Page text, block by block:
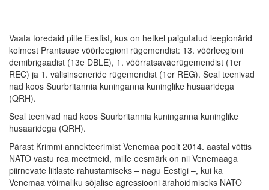
Vaata toredaid pilte Eestist, kus on hetkel paigutatud leegionärid
kolmest Prantsuse võõrleegioni rügemendist: 13. võõrleegioni
demibrigaadist (13e DBLE), 1. võõrratsaväerügemendist (1er
REC) ja 1. välisinseneride rügemendist (1er REG). Seal teenivad
nad koos Suurbritannia kuninganna kuninglike husaaridega
(QRH).
Seal teenivad nad koos Suurbritannia kuninganna kuninglike
husaaridega (QRH).
Pärast Krimmi annekteerimist Venemaa poolt 2014. aastal võttis
NATO vastu rea meetmeid, mille eesmärk on nii Venemaaga
piirnevate liitlaste rahustamiseks – nagu Eestigi –, kui ka
Venemaa võimaliku sõjalise agressiooni ärahoidmiseks NATO